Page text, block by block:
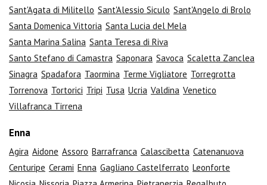
Sant'Agata di Militello Sant'Alessio Siculo Sant'Angelo di Brolo
Santa Domenica Vittoria Santa Lucia del Mela
Santa Marina Salina Santa Teresa di Riva
Santo Stefano di Camastra Saponara Savoca Scaletta Zanclea
Sinagra Spadafora Taormina Terme Vigliatore Torregrotta
Torrenova Tortorici Tripi Tusa Ucria Valdina Venetico
Villafranca Tirrena
Enna
Agira Aidone Assoro Barrafranca Calascibetta Catenanuova
Centuripe Cerami Enna Gagliano Castelferrato Leonforte